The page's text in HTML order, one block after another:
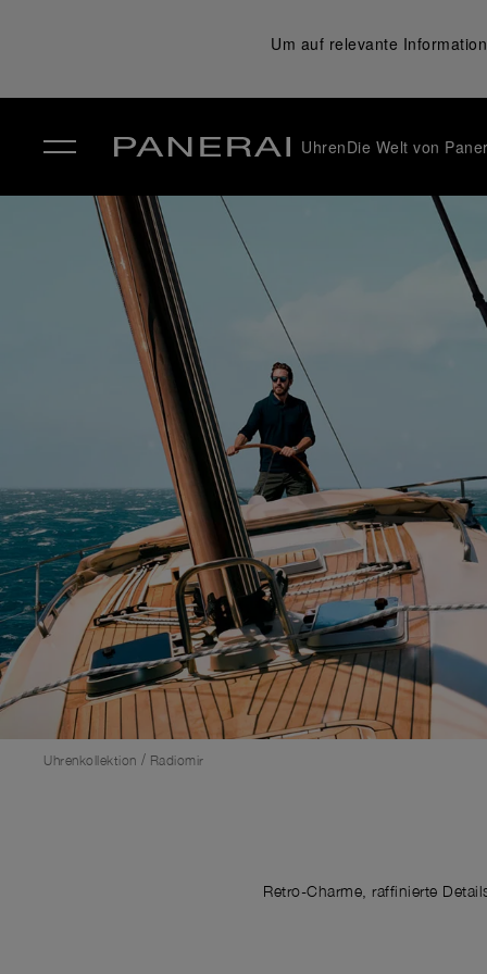
Um auf relevante
UhrenDie Welt von
Uhrenkollektion / Radiomir
Retro-Charme, raffinierte